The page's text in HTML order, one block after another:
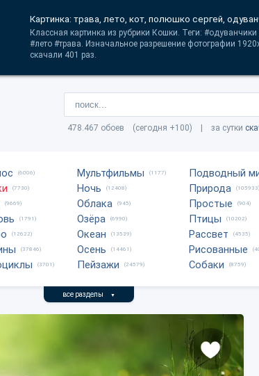
Картинка: трава, лето, кот, полюшко сергей,
Классная картинка из рубрики Кошки. Теги:
#лето #трава. Изначальное разрешение фотографии
скачали 401 раз.
478.467 обоев (сегодня +100) | за сутки
(6006)
(7730)
(9669)
(1791)
(12622)
(37846)
(3701)
Мультфильмы (1177)
Ночь (12408)
Облака (945)
Озёра (6990)
Океан (13539)
Осень (14461)
Пейзажи (24579)
Подводный
Природа (105933)
Простые (904)
Птицы (10202)
Рассвет (4535)
Рисованные
Собаки (8759)
все разделы ▼